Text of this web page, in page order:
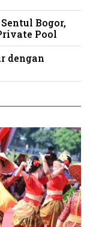
Bogor,
Pool
dengan